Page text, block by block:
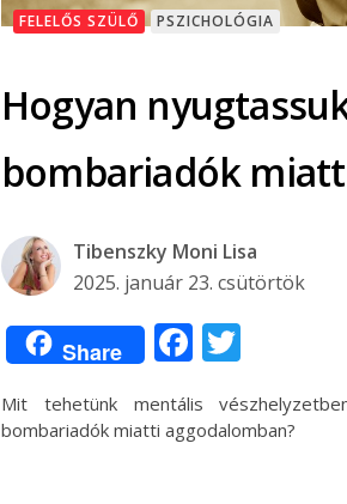
FELELŐS SZÜLŐ PSZICHOLÓGIA
Hogyan
bombariadók
Tibenszky Moni Lisa
2025. január 23. csütörtök
Share Facebook
Mit tehetünk mentális
bombariadók miatti aggodalomban?